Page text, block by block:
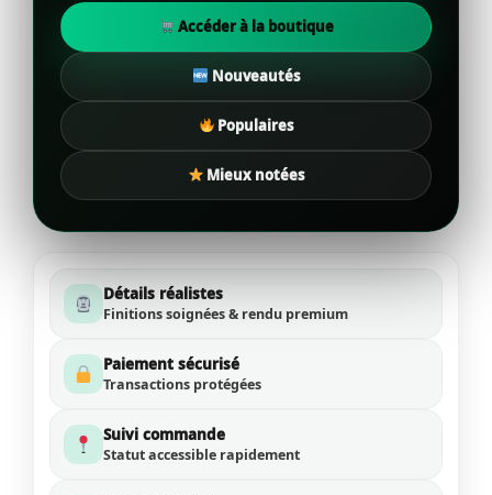
Accéder à la boutique
Nouveautés
Populaires
Mieux notées
Détails réalistes
Finitions soignées & rendu premium
Paiement sécurisé
Transactions protégées
Suivi commande
Statut accessible rapidement